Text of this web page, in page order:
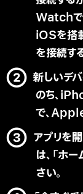
Watchで
iOSを搭
を接続す
新しいデ
のち、
で、
アプリを
は、「ホ
さい。